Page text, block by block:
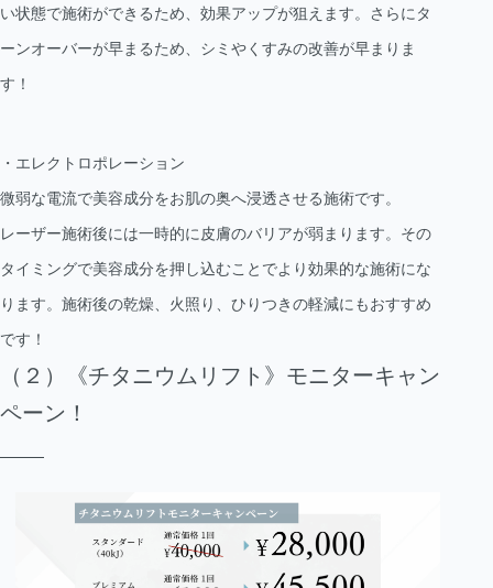
い状態で施術ができるため、効果アップが狙えます。さらにタ
ーンオーバーが早まるため、シミやくすみの改善が早まりま
す！
・エレクトロポレーション
微弱な電流で美容成分をお肌の奥へ浸透させる施術です。
レーザー施術後には一時的に皮膚のバリアが弱まります。その
タイミングで美容成分を押し込むことでより効果的な施術にな
ります。施術後の乾燥、火照り、ひりつきの軽減にもおすすめ
です！
（２）《チタニウムリフト》モニターキャン
ペーン！